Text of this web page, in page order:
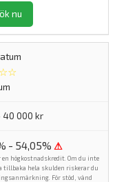
nu
40 000 kr
- 54,05% ⚠
en högkostnadskredit. Om du inte
tillbaka hela skulden riskerar du
För stöd, vänd